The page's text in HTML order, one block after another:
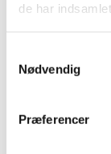
de har
Nødvendig
Præferencer
Kvalitets
Et
Understøtter
sundhed
Mere